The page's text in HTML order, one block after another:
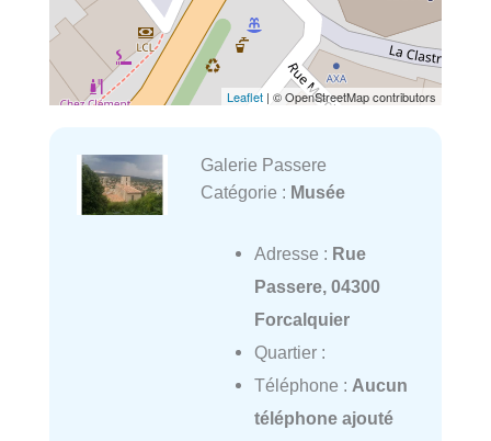
Leaflet | © OpenStreetMap contributors
Galerie Passere
Catégorie : Musée
Adresse : Rue
Passere, 04300
Forcalquier
Quartier :
Téléphone : Aucun
téléphone ajouté